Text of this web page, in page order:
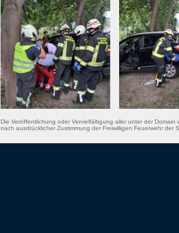
Die Veröffentlichung oder Vervielfältigung aller unter der
nach ausdrücklicher Zustimmung der Freiwilligen Feuerwehr der